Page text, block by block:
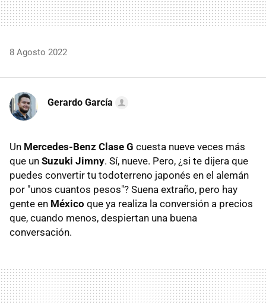
8 Agosto 2022
Gerardo García
Un Mercedes-Benz Clase G cuesta nueve veces más
que un Suzuki Jimny. Sí, nueve. Pero, ¿si te dijera que
puedes convertir tu todoterreno japonés en el alemán
por "unos cuantos pesos"? Suena extraño, pero hay
gente en México que ya realiza la conversión a precios
que, cuando menos, despiertan una buena
conversación.